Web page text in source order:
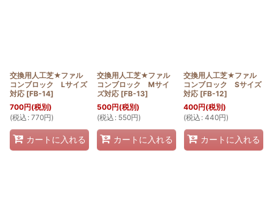
交換用人工芝★ファル
コンブロック Lサイズ
対応 [FB-14]
700円(税別)
(税込 : 770円)
カートに入れる
交換用人工芝★ファル
コンブロック Mサイ
ズ対応 [FB-13]
500円(税別)
(税込 : 550円)
カートに入れる
交換用人工芝★ファル
コンブロック Sサイズ
対応 [FB-12]
400円(税別)
(税込 : 440円)
カートに入れる